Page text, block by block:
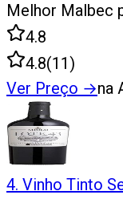
Melhor Malbec
4.8
4.8(11)
Ver Preço →na
4. Vinho Tinto